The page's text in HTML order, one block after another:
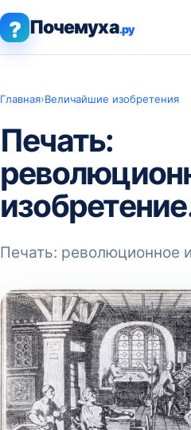
? Почемуха.ру
Главная›Величайшие изобретения
Печать:
Печать: революционное